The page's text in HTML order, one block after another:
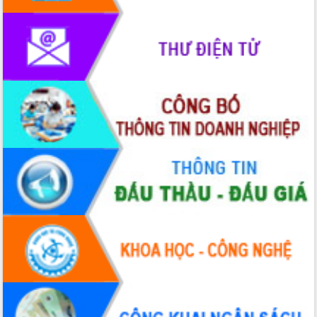
phát triển mới
Thường trực HĐND tỉnh Đắk Lắk gặp
mặt Đoàn chuyên gia y tế TP. Hồ Chí
Lễ truy điệu và an táng hài cốt liệt sĩ
tại Nghĩa trang Liệt sĩ xã Sơn Hòa
Bàn giải pháp tháo gỡ khó khăn trong
xuất khẩu sầu riêng và triển khai quy
định EUDR
Thứ trưởng Bộ Nông nghiệp và Môi
trường Nguyễn Hoàng Hiệp khảo sát
vùng trồng và doanh nghiệp đóng gói
sầu riêng tại Đắk Lắk
Trình diễn nghệ thuật chế biến các
món ăn từ sầu riêng
Đắk Lắk công bố Quy hoạch và xúc
tiến đầu tư tỉnh
Ngành cá ngừ Đắk Lắk chủ động thích
ứng để giữ vững thị trường xuất khẩu
Diễn đàn Kinh tế tư nhân Việt Nam đột